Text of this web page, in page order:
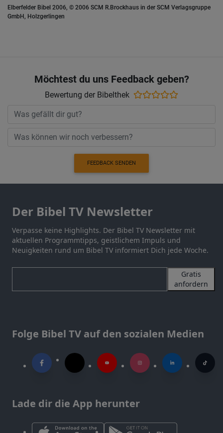
Elberfelder Bibel 2006, © 2006 SCM R.Brockhaus in der SCM Verlagsgruppe
GmbH, Holzgerlingen
Möchtest du uns Feedback geben?
Bewertung der Bibelthek
FEEDBACK SENDEN
Der Bibel TV Newsletter
Verpasse keine Highlights. Der Bibel TV Newsletter mit
aktuellen Programmtipps, geistlichem Impuls und
Neuigkeiten rund um Bibel TV informiert Dich jede Woche.
Gratis
anfordern
Folge Bibel TV auf den sozialen Medien
Lade dir die App herunter